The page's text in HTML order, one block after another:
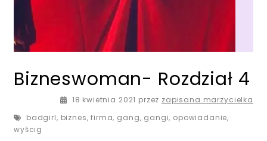
Bizneswoman- Rozdział 4
18 kwietnia 2021 18 kwietnia 2021
przez zapisana.marzycielka
badgirl, biznes,firma, gang, gangi, opowiadanie,
wyścig